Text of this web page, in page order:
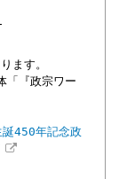
ます。
「『政宗ワー
450年記念政